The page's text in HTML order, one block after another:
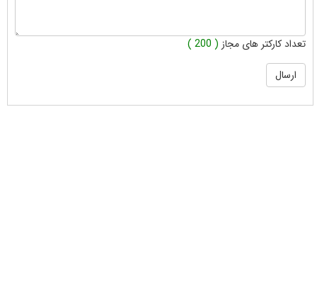
تعداد کارکتر های مجاز ( 200 )